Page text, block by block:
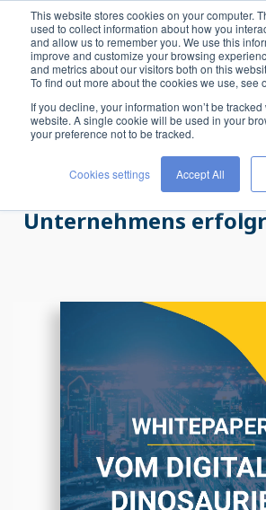
This website stores cookies on your computer.
used to collect information about how you
and allow us to remember you. We use this
improve and customize your browsing
and metrics about our visitors both on this
To find out more about the cookies we use, see
If you decline, your information won’t be
website. A single cookie will be used in your
your preference not to be tracked.
Cookies settings Accept All
Bereit für die
Transformation?
So treibst Du die
Transformation
Unternehmens